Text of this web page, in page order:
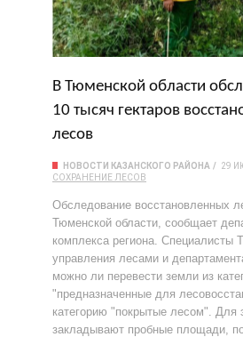
В Тюменской области
10 тысяч гектаров
лесов
НОВОСТИ КАЗАНСКОГО РАЙОНА
29
СОХРАНЕНИЕ ЛЕСОВ
Обследование восстановленных
Тюменской области, сообщает
комплекса региона. Специалисты
управления лесами и
можно ли перевести земли из
"предназначенные для
категорию "покрытые лесом". Для
закладывают пробные площади,